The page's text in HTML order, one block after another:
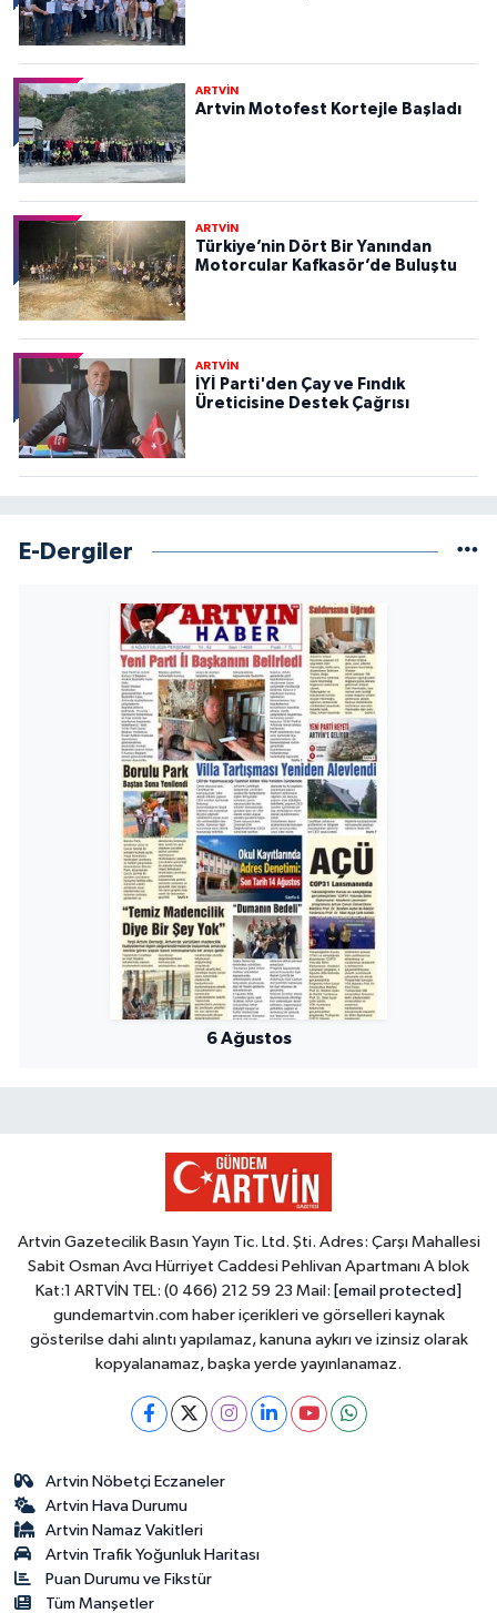
ARTVİN
Artvin Motofest Kortejle Başladı
ARTVİN
Türkiye’nin Dört Bir Yanından
Motorcular Kafkasör’de Buluştu
ARTVİN
İYİ Parti'den Çay ve Fındık
Üreticisine Destek Çağrısı
E-Dergiler
6 Ağustos
Artvin Gazetecilik Basın Yayın Tic. Ltd. Şti. Adres: Çarşı Mahallesi
Sabit Osman Avcı Hürriyet Caddesi Pehlivan Apartmanı A blok
Kat:1 ARTVİN TEL: (0 466) 212 59 23 Mail: [email protected]
gundemartvin.com haber içerikleri ve görselleri kaynak
gösterilse dahi alıntı yapılamaz, kanuna aykırı ve izinsiz olarak
kopyalanamaz, başka yerde yayınlanamaz.
Artvin Nöbetçi Eczaneler
Artvin Hava Durumu
Artvin Namaz Vakitleri
Artvin Trafik Yoğunluk Haritası
Puan Durumu ve Fikstür
Tüm Manşetler